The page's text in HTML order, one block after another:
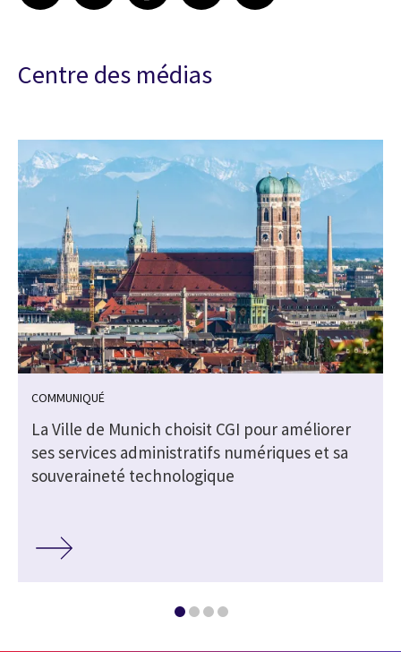
Centre des médias
COMMUNIQUÉ
La Ville de Munich choisit CGI pour améliorer
ses services administratifs numériques et sa
souveraineté technologique